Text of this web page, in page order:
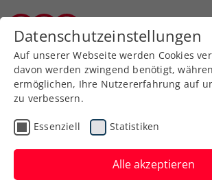
Zurück zur Newsübersicht
Verbands-Info
Weiterer
launcht eigene App
Datenschutzeinstellungen
Auf unserer Webseite werden Cookies
davon werden zwingend benötigt,
ermöglichen, Ihre Nutzererfahrung auf
zu verbessern.
Essenziell Statistiken
Alle akzeptieren